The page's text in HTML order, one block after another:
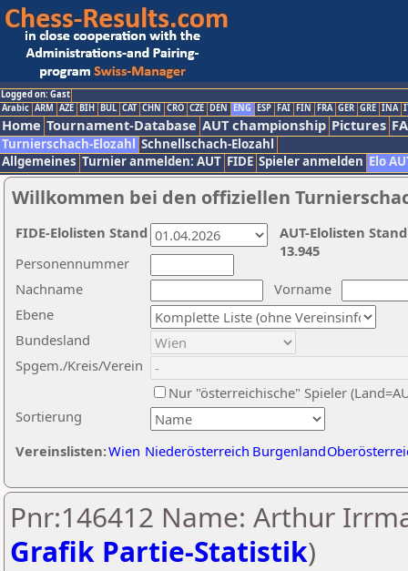
Logged on: Gast
Arabic ARM AZE BIH BUL CAT CHN CRO CZE DEN ENG ESP FAI FIN FRA GER GRE INA
Home Tournament-Database AUT championship Pictures
Turnierschach-Elozahl Schnellschach-Elozahl
Allgemeines Turnier anmelden: AUT FIDE Spieler anmelden Elo
Willkommen bei den offiziellen
Nachname
Vorname
Ebene
Sortierung
Personennummer
Bundesland
Spgem./Kreis/Verein
Nur "österreichische" Spieler
Vereinslisten:Wien Niederösterreich Burgenland
AUT-Elolisten
13.945
FIDE-Elolisten Stand
Pnr:146412 Name: Arthur
Grafik Partie-Statistik)